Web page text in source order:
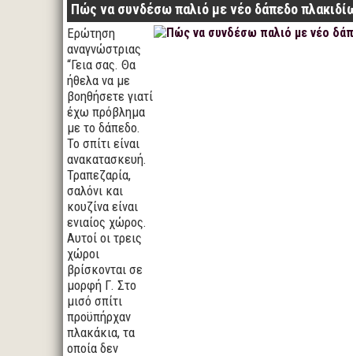
Πώς να συνδέσω παλιό με νέο δάπεδο
Ερώτηση
αναγνώστριας
“Γεια σας. Θα
ήθελα να με
βοηθήσετε γιατί
έχω πρόβλημα
με το δάπεδο.
Το σπίτι είναι
ανακατασκευή.
Τραπεζαρία,
σαλόνι και
κουζίνα είναι
ενιαίος χώρος.
Αυτοί οι τρεις
χώροι
βρίσκονται σε
μορφή Γ. Στο
μισό σπίτι
προϋπήρχαν
πλακάκια, τα
οποία δεν